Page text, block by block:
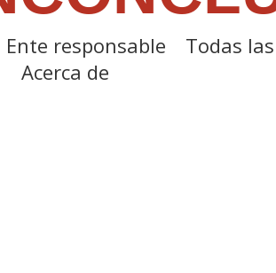
Ente responsable Todas
Acerca de